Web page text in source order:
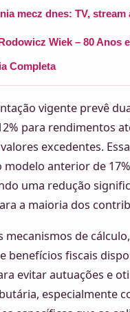
mecz dnes: TV, stream
Wiek – 80 Anos
Completa
vigente prevê
para rendimentos
excedentes.
anterior de
uma redução
a maioria dos
mecanismos de
benefícios fiscais
evitar autuações e
especialmente